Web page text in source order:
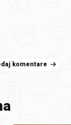
komentare